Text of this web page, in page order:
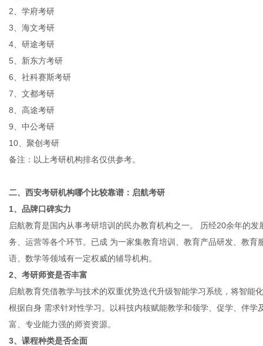
2、学府考研
3、海文考研
4、研途考研
5、新东方考研
6、社科赛斯考研
7、文都考研
8、高途考研
9、中公考研
10、聚创考研
备注：以上考研机构排名仅供参考。
二、 西安考研机构哪个比较靠谱：启航考研
1、品牌口碑实力
启航教育是国内从事考研培训的民办教育机构之一。 历经20余年的
务、运营等各个环节。已成 为一家集教育培训、教育产品研发、教
语、数学等领域有一定权威的辅导机构。
2、考研师资是否丰富
启航教育凭借教学与技术的双重优势迭代升级智能学习系统，将智能
根据自身 需求针对性学习。以科技内核赋能教学和领学、促学、伴
富、专业能力强的师资资源。
3、课程种类是否全面